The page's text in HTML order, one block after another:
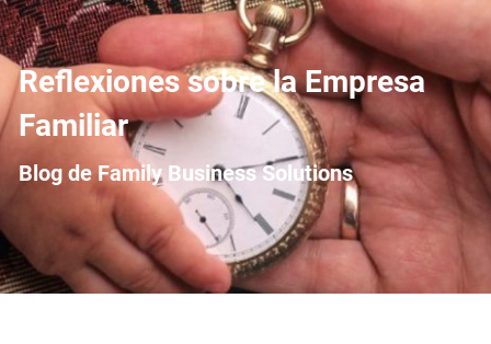
Reflexiones sobre la Empresa
Familiar
Blog de Family Business Solutions